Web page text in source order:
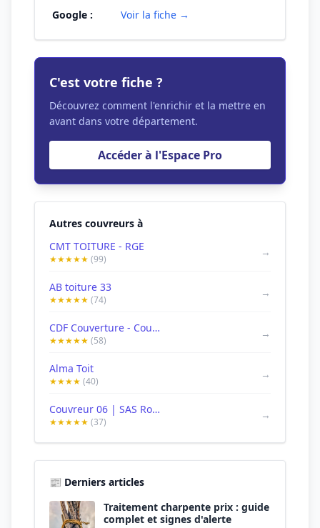
Google :
Voir la fiche →
C'est votre fiche ?
Découvrez comment l'enrichir et la mettre en
avant dans votre département.
Accéder à l'Espace Pro
Autres couvreurs à
CMT TOITURE - RGE
★★★★★ (99)
→
AB toiture 33
★★★★★ (74)
→
CDF Couverture - Couvreur à Annecy
★★★★★ (58)
→
Alma Toit
★★★★ (40)
→
Couvreur 06 | SAS Robert G toitures | Couvreur Alpes-Maritimes
★★★★★ (37)
→
📰 Derniers articles
Traitement charpente prix : guide
complet et signes d'alerte